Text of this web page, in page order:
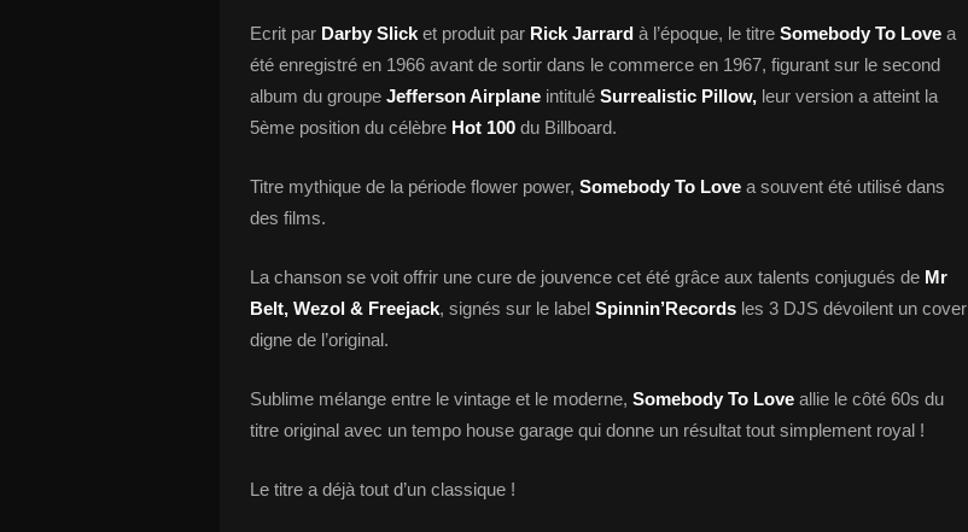
Ecrit par Darby Slick et produit par Rick Jarrard à l’époque, le titre Somebody To Love a
été enregistré en 1966 avant de sortir dans le commerce en 1967, figurant sur le second
album du groupe Jefferson Airplane intitulé Surrealistic Pillow, leur version a atteint la
5ème position du célèbre Hot 100 du Billboard.
Titre mythique de la période flower power, Somebody To Love a souvent été utilisé dans
des films.
La chanson se voit offrir une cure de jouvence cet été grâce aux talents conjugués de Mr
Belt, Wezol & Freejack, signés sur le label Spinnin’Records les 3 DJS dévoilent un cover
digne de l’original.
Sublime mélange entre le vintage et le moderne, Somebody To Love allie le côté 60s du
titre original avec un tempo house garage qui donne un résultat tout simplement royal !
Le titre a déjà tout d’un classique !